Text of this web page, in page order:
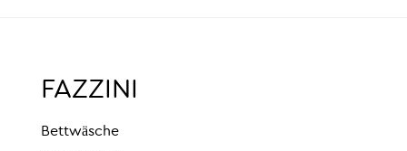
FAZZINI
Bettwäsche